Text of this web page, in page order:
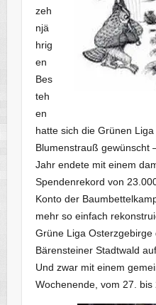
zeh
njä
hrig
en
Bes
teh
en
hatte sich die Grünen
Blumenstrauß gewünscht
Jahr endete mit einem
Spendenrekord von
Konto der
mehr so einfach
Grüne Liga
Bärensteiner Stadtwald
Und zwar mit einem
Wochenende, vom 27. bis